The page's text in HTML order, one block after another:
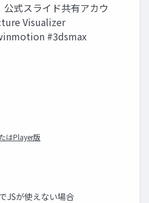
式スライド共有アカウ
Visualizer
#3dsmax
はPlayer版
JSが使えない場合